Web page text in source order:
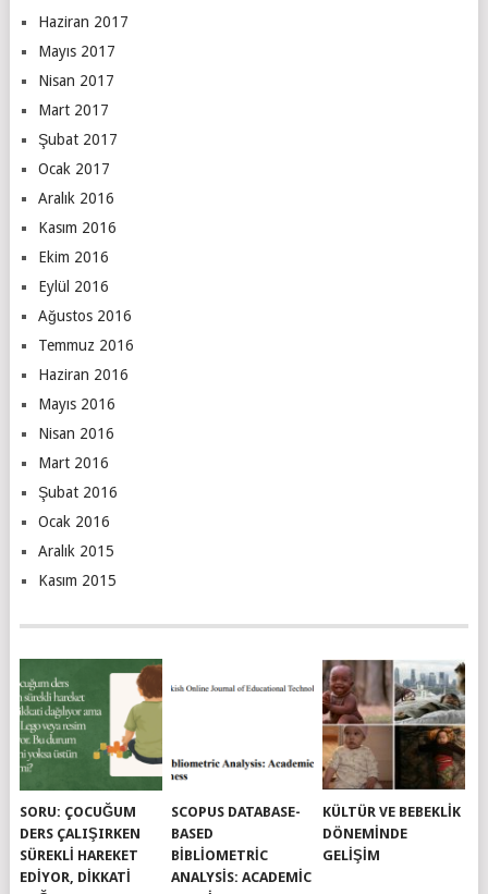
Haziran 2017
Mayıs 2017
Nisan 2017
Mart 2017
Şubat 2017
Ocak 2017
Aralık 2016
Kasım 2016
Ekim 2016
Eylül 2016
Ağustos 2016
Temmuz 2016
Haziran 2016
Mayıs 2016
Nisan 2016
Mart 2016
Şubat 2016
Ocak 2016
Aralık 2015
Kasım 2015
SORU: ÇOCUĞUM
DERS ÇALIŞIRKEN
SÜREKLI HAREKET
EDIYOR, DIKKATI
SCOPUS DATABASE-
BASED
BIBLIOMETRIC
ANALYSIS: ACADEMIC
KÜLTÜR VE BEBEKLIK
DÖNEMINDE
GELIŞIM